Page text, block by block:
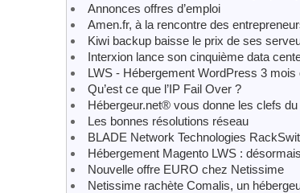
Annonces offres d’emploi
Amen.fr, à la rencontre des
Kiwi backup baisse le prix de ses
Interxion lance son cinquième data
LWS - Hébergement WordPress 3 mois
Qu’est ce que l’IP Fail Over ?
Hébergeur.net® vous donne les clefs
Les bonnes résolutions réseau
BLADE Network Technologies
Hébergement Magento LWS :
Nouvelle offre EURO chez Netissime
Netissime rachète Comalis, un